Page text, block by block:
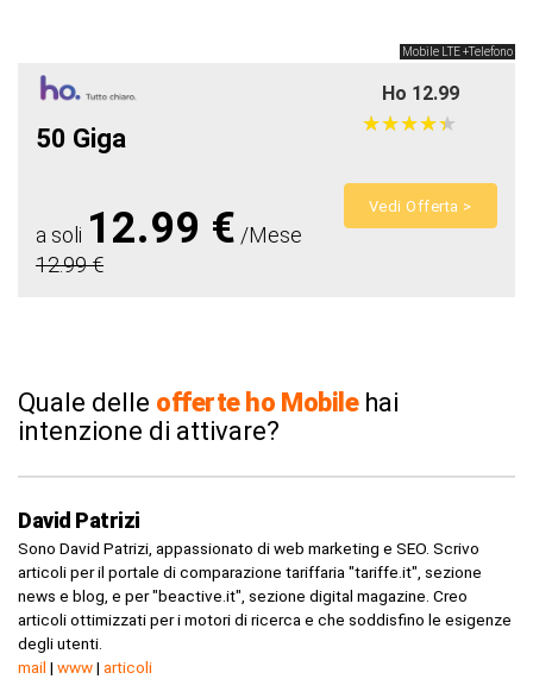
Mobile LTE +Telefono
Ho 12.99
50 Giga
★★★★★
★★★★★
a soli 12.99 € /Mese
12.99 €
Vedi Offerta >
Quale delle offerte ho Mobile hai
intenzione di attivare?
David Patrizi
Sono David Patrizi, appassionato di web marketing e SEO. Scrivo
articoli per il portale di comparazione tariffaria "tariffe.it", sezione
news e blog, e per "beactive.it", sezione digital magazine. Creo
articoli ottimizzati per i motori di ricerca e che soddisfino le esigenze
degli utenti.
mail | www| articoli